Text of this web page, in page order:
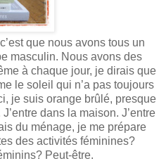
que nous avons tous un
masculin. Nous avons des
à chaque jour, je dirais que
le soleil qui n’a pas toujours
je suis orange brûlé, presque
dans la maison. J’entre
du ménage, je me prépare
des activités féminines?
Peut-être.